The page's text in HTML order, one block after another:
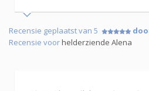
Recensie geplaatst van 5
Recensie voorhelderziende Alena